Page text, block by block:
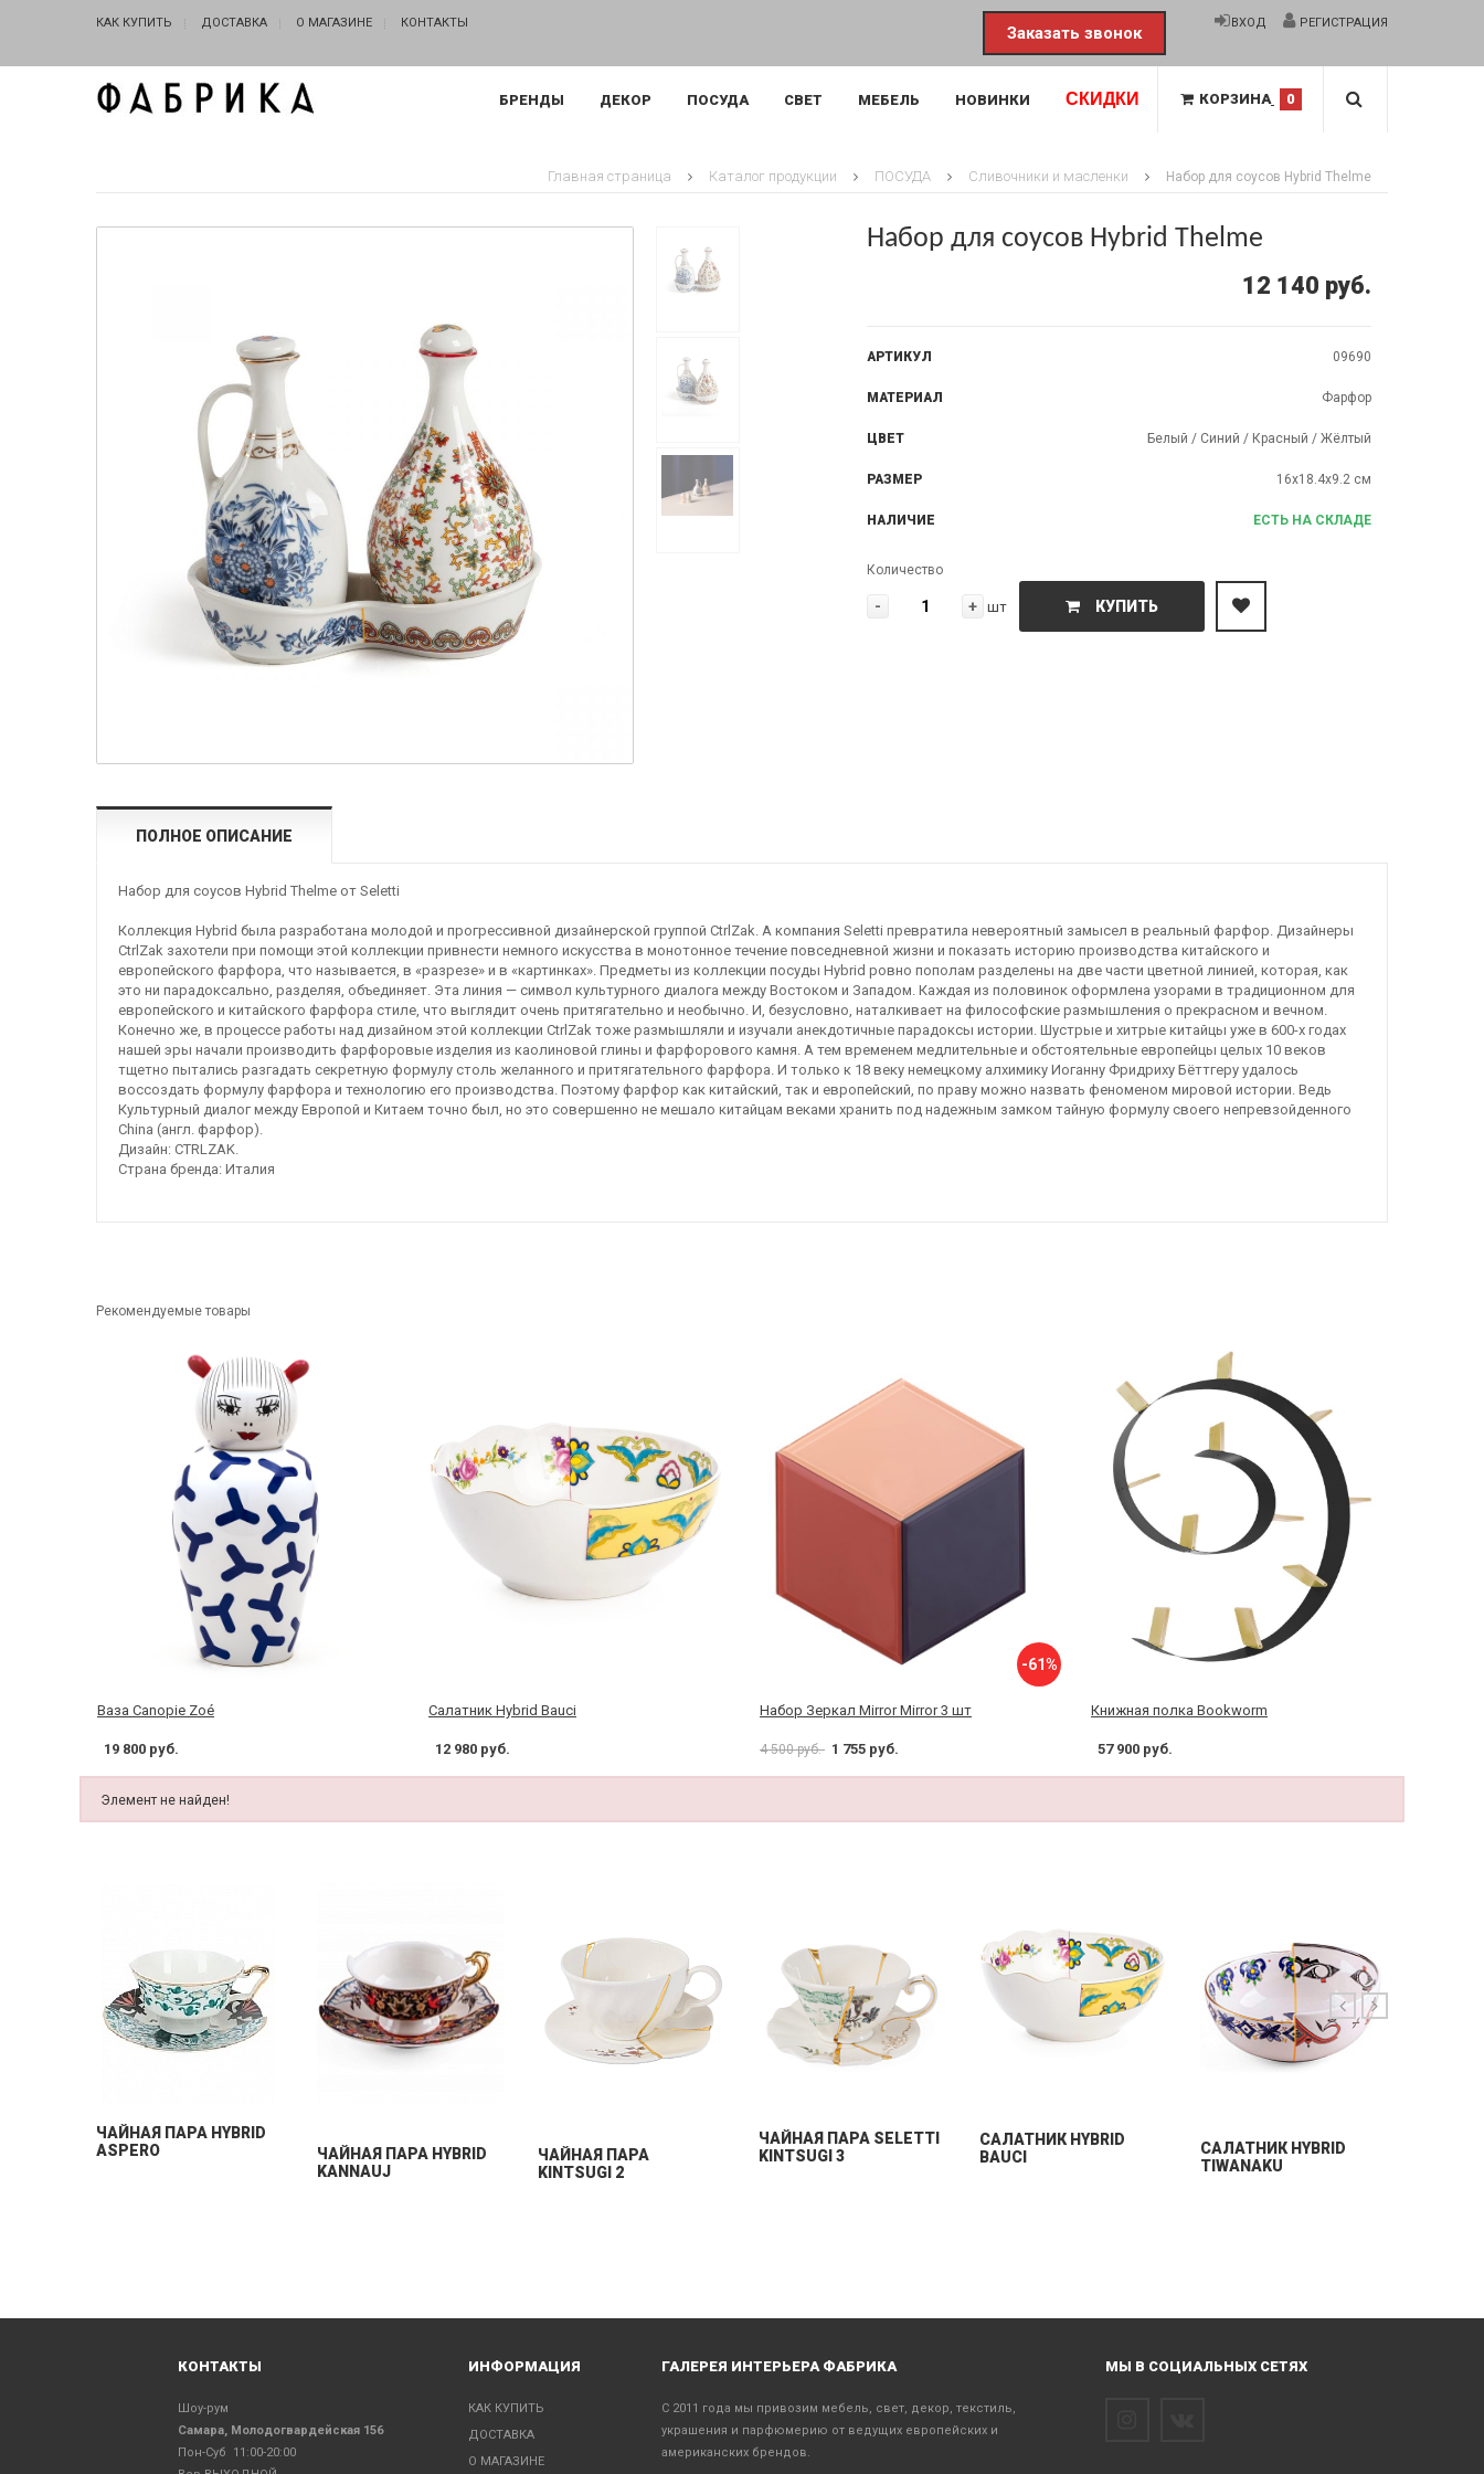
КАК КУПИТЬ ДОСТАВКА О МАГАЗИНЕ КОНТАКТЫ ВХОД РЕГИСТРАЦИЯ
Заказать звонок
КОРЗИНА 0
БРЕНДЫ ДЕКОР ПОСУДА СВЕТ МЕБЕЛЬ НОВИНКИ СКИДКИ
Главная страница Каталог продукции ПОСУДА Сливочники и масленки Набор для соусов Hybrid Thelme
Набор для соусов Hybrid Thelme
12 140 руб.
АРТИКУЛ 09690
МАТЕРИАЛ Фарфор
ЦВЕТ Белый / Синий / Красный / Жёлтый
РАЗМЕР 16x18.4x9.2 см
НАЛИЧИЕ ЕСТЬ НА СКЛАДЕ
Количество
- + шт КУПИТЬ
ПОЛНОЕ ОПИСАНИЕ
Набор для соусов Hybrid Thelme от Seletti
Коллекция Hybrid была разработана молодой и прогрессивной дизайнерской группой СtrlZak. А компания Seletti превратила невероятный замысел в реальный фарфор. Дизайнеры
СtrlZak захотели при помощи этой коллекции привнести немного искусства в монотонное течение повседневной жизни и показать историю производства китайского и
европейского фарфора, что называется, в «разрезе» и в «картинках». Предметы из коллекции посуды Hybrid ровно пополам разделены на две части цветной линией, которая, как
это ни парадоксально, разделяя, объединяет. Эта линия — символ культурного диалога между Востоком и Западом. Каждая из половинок оформлена узорами в традиционном для
европейского и китайского фарфора стиле, что выглядит очень притягательно и необычно. И, безусловно, наталкивает на философские размышления о прекрасном и вечном.
Конечно же, в процессе работы над дизайном этой коллекции CtrlZak тоже размышляли и изучали анекдотичные парадоксы истории. Шустрые и хитрые китайцы уже в 600-х годах
нашей эры начали производить фарфоровые изделия из каолиновой глины и фарфорового камня. А тем временем медлительные и обстоятельные европейцы целых 10 веков
тщетно пытались разгадать секретную формулу столь желанного и притягательного фарфора. И только к 18 веку немецкому алхимику Иоганну Фридриху Бёттгеру удалось
воссоздать формулу фарфора и технологию его производства. Поэтому фарфор как китайский, так и европейский, по праву можно назвать феноменом мировой истории. Ведь
Культурный диалог между Европой и Китаем точно был, но это совершенно не мешало китайцам веками хранить под надежным замком тайную формулу своего непревзойденного
China (англ. фарфор).
Дизайн: CTRLZAK.
Страна бренда: Италия
Рекомендуемые товары
Ваза Canopie Zoé
19 800 руб.
Cалатник Hybrid Bauci
12 980 руб.
-61%
Набор Зеркал Mirror Mirror 3 шт
4 500 руб. 1 755 руб.
Книжная полка Bookworm
57 900 руб.
Элемент не найден!
ЧАЙНАЯ ПАРА HYBRID
ASPERO
ЧАЙНАЯ ПАРА HYBRID
KANNAUJ
ЧАЙНАЯ ПАРА
KINTSUGI 2
ЧАЙНАЯ ПАРА SELETTI
KINTSUGI 3
CАЛАТНИК HYBRID
BAUCI
CАЛАТНИК HYBRID
TIWANAKU
КОНТАКТЫ
Шоу-рум
Самара, Молодогвардейская 156
Пон-Суб 11:00-20:00
ИНФОРМАЦИЯ
КАК КУПИТЬ
ДОСТАВКА
О МАГАЗИНЕ
ГАЛЕРЕЯ ИНТЕРЬЕРА ФАБРИКА
С 2011 года мы привозим мебель, свет, декор, текстиль,
украшения и парфюмерию от ведущих европейских и
американских брендов.
МЫ В СОЦИАЛЬНЫХ СЕТЯХ